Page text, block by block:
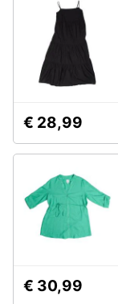
€ 28,99
€ 30,99